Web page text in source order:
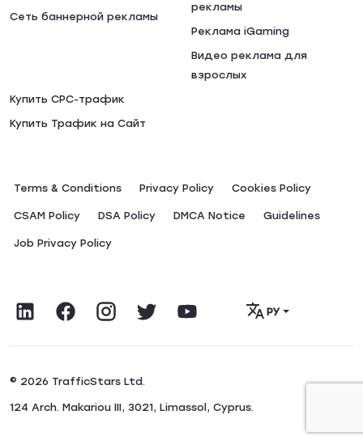
Сеть баннерной рекламы
рекламы
Реклама iGaming
Видео реклама для
взрослых
Купить CPC-трафик
Купить Трафик на Сайт
Terms & Conditions Privacy Policy Сookies Policy
CSAM Policy DSA Policy DMCA Notice Guidelines
Job Privacy Policy
РУ
© 2026 TrafficStars Ltd.
124 Arch. Makariou III, 3021, Limassol, Cyprus.